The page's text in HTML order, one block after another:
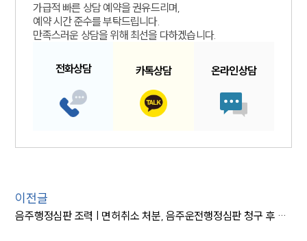
가급적 빠른 상담 예약을 권유드리며,
예약 시간 준수를 부탁드립니다.
만족스러운 상담을 위해 최선을 다하겠습니다.
전화상담 카톡상담 온라인상담
이전글
음주행정심판 조력 | 면허취소 처분, 음주운전행정심판 청구 후 집행정지